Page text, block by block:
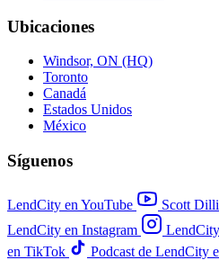
Ubicaciones
Windsor, ON (HQ)
Toronto
Canadá
Estados Unidos
México
Síguenos
LendCity en YouTube
Scott
LendCity en Instagram
en TikTok
Podcast de LendCity